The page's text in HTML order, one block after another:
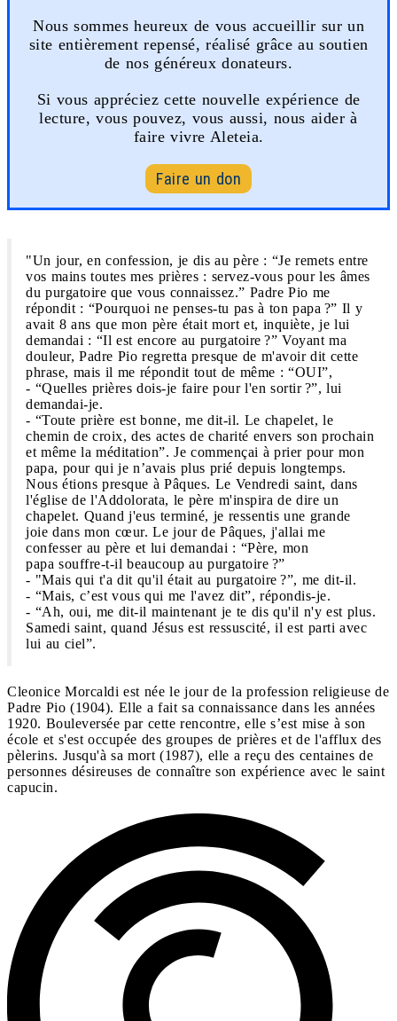
Nous sommes heureux de vous accueillir sur un
site entièrement repensé, réalisé grâce au soutien
de nos généreux donateurs.
Si vous appréciez cette nouvelle expérience de
lecture, vous pouvez, vous aussi, nous aider à
faire vivre Aleteia.
Faire un don
"Un jour, en confession, je dis au père : “Je remets entre
vos mains toutes mes prières : servez-vous pour les âmes
du purgatoire que vous connaissez.” Padre Pio me
répondit : “Pourquoi ne penses-tu pas à ton papa ?” Il y
avait 8 ans que mon père était mort et, inquiète, je lui
demandai : “Il est encore au purgatoire ?” Voyant ma
douleur, Padre Pio regretta presque de m'avoir dit cette
phrase, mais il me répondit tout de même : “OUI”,
- “Quelles prières dois-je faire pour l'en sortir ?”, lui
demandai-je.
- “Toute prière est bonne, me dit-il. Le chapelet, le
chemin de croix, des actes de charité envers son prochain
et même la méditation”. Je commençai à prier pour mon
papa, pour qui je n’avais plus prié depuis longtemps.
Nous étions presque à Pâques. Le Vendredi saint, dans
l'église de l'Addolorata, le père m'inspira de dire un
chapelet. Quand j'eus terminé, je ressentis une grande
joie dans mon cœur. Le jour de Pâques, j'allai me
confesser au père et lui demandai : “Père, mon
papa souffre-t-il beaucoup au purgatoire ?”
- "Mais qui t'a dit qu'il était au purgatoire ?”, me dit-il.
- “Mais, c’est vous qui me l'avez dit”, répondis-je.
- “Ah, oui, me dit-il maintenant je te dis qu'il n'y est plus.
Samedi saint, quand Jésus est ressuscité, il est parti avec
lui au ciel”.
Cleonice Morcaldi est née le jour de la profession religieuse de
Padre Pio (1904). Elle a fait sa connaissance dans les années
1920. Bouleversée par cette rencontre, elle s’est mise à son
école et s'est occupée des groupes de prières et de l'afflux des
pèlerins. Jusqu'à sa mort (1987), elle a reçu des centaines de
personnes désireuses de connaître son expérience avec le saint
capucin.